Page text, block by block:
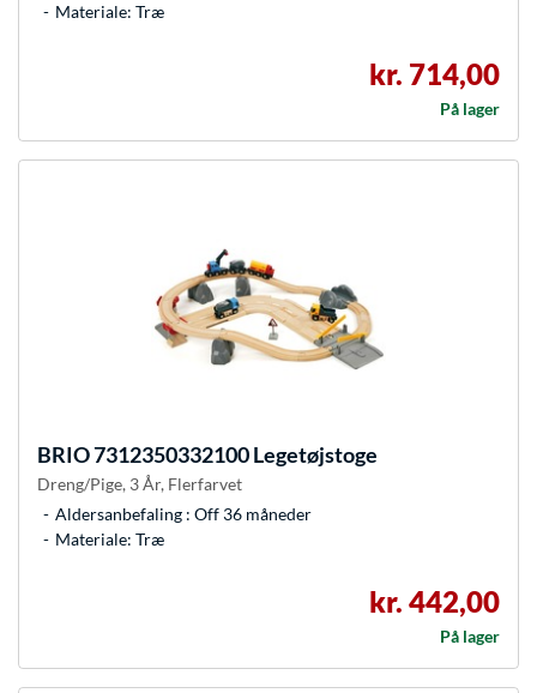
Materiale: Træ
kr. 714,00
På lager
BRIO7312350332100 Legetøjstoge
Dreng/Pige, 3 År, Flerfarvet
Aldersanbefaling : Off 36 måneder
Materiale: Træ
kr. 442,00
På lager